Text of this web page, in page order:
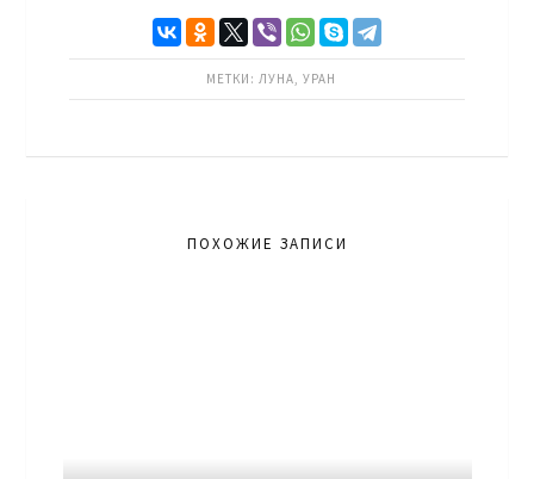
МЕТКИ: ЛУНА, УРАН
ПОХОЖИЕ ЗАПИСИ